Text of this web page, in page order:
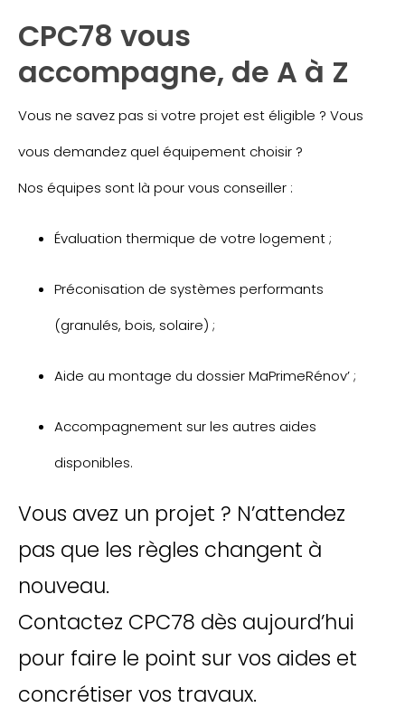
CPC78 vous
accompagne, de A à Z
Vous ne savez pas si votre projet est éligible ? Vous
vous demandez quel équipement choisir ?
Nos équipes sont là pour vous conseiller :
Évaluation thermique de votre logement ;
Préconisation de systèmes performants
(granulés, bois, solaire) ;
Aide au montage du dossier MaPrimeRénov’ ;
Accompagnement sur les autres aides
disponibles.
Vous avez un projet ? N’attendez
pas que les règles changent à
nouveau.
Contactez CPC78 dès aujourd’hui
pour faire le point sur vos aides et
concrétiser vos travaux.